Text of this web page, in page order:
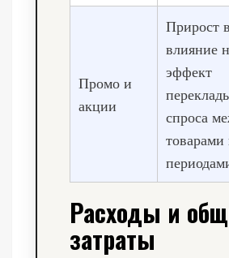
Промо и
акции
Прирост
влияние
эффект
спроса
товарами
Расходы и
затраты